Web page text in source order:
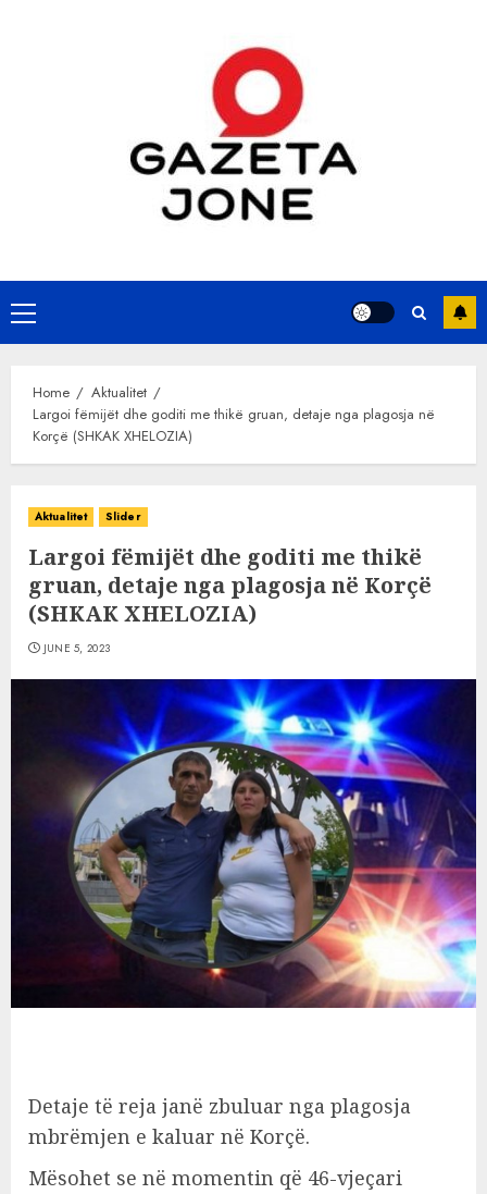
Primary
Menu
Home
Aktualitet
Largoi fëmijët dhe goditi me thikë gruan, detaje nga plagosja në
Korçë (SHKAK XHELOZIA)
Aktualitet Slider
Largoi fëmijët dhe goditi me thikë
gruan, detaje nga plagosja në Korçë
(SHKAK XHELOZIA)
JUNE 5, 2023
Detaje të reja janë zbuluar nga plagosja
mbrëmjen e kaluar në Korçë.
Mësohet se në momentin që 46-vjeçari